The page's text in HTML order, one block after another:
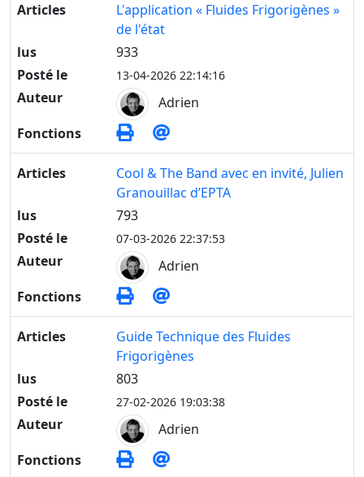
Articles
L'application « Fluides Frigorigènes »
de l'état
lus
933
Posté le
13-04-2026 22:14:16
Auteur
Adrien
Fonctions
Articles
Cool & The Band avec en invité, Julien
Granouillac d’EPTA
lus
793
Posté le
07-03-2026 22:37:53
Auteur
Adrien
Fonctions
Articles
Guide Technique des Fluides
Frigorigènes
lus
803
Posté le
27-02-2026 19:03:38
Auteur
Adrien
Fonctions